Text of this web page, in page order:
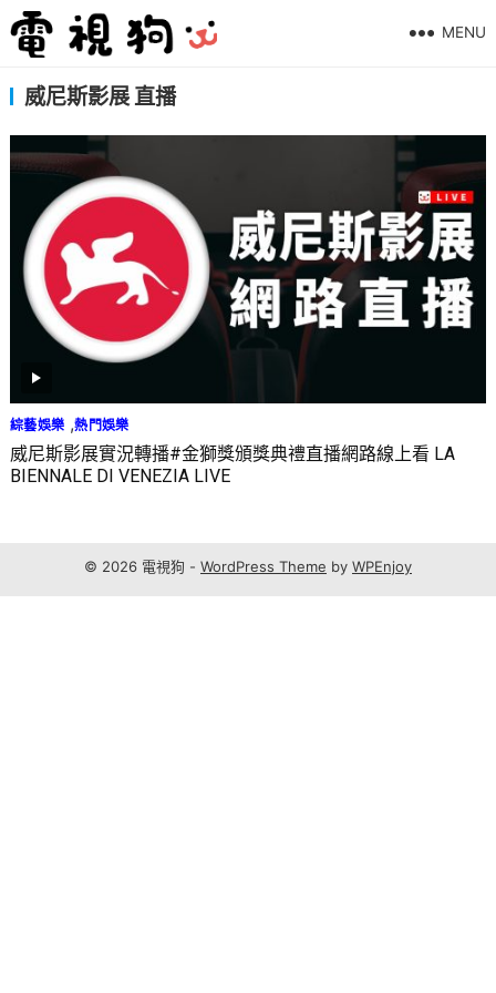
MENU
威尼斯影展 直播
綜藝娛樂 ,熱門娛樂
威尼斯影展實況轉播#金獅獎頒獎典禮直播網路線上看 LA
BIENNALE DI VENEZIA LIVE
© 2026 電視狗 - WordPress Theme by WPEnjoy